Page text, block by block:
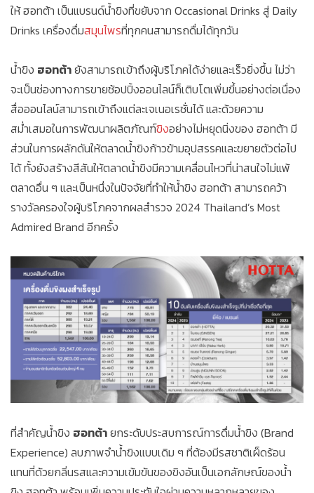
ให้ ฮอทต้า เป็นแบรนด์น้ำขิงที่ขยับจาก Occasional Drinks สู่ Daily
Drinks เครื่องดื่มสมุนไพรที่ทุกคนสามารถดื่มได้ทุกวัน
น้ำขิง ฮอทต้ายังสามารถเข้าถึงผู้บริโภคได้ง่ายและเร็วยิ่งขึ้น ไม่ว่า
จะเป็นช่องทางการขายช้อปปิ้งออนไลน์ก็เติบโตเพิ่มขึ้นอย่างต่อเนื่อง
สื่อออนไลน์สามารถเข้าถึงแต่ละเจเนอเรชั่นได้ และด้วยความ
สม่ำเสมอในการพัฒนาผลิตภัณฑ์ขิงอย่างไม่หยุดนิ่งของ ฮอทต้า มี
ส่วนในการผลักดันให้ตลาดน้ำขิงก้าวข้ามอุปสรรคและขยายตัวต่อไป
ได้ ทั้งยังสร้างสีสันให้ตลาดน้ำขิงมีความเคลื่อนไหวที่น่าสนใจไม่แพ้
ตลาดอื่น ๆ และเป็นหนึ่งในปัจจัยที่ทำให้น้ำขิง ฮอทต้า สามารถคว้า
รางวัลครองใจผู้บริโภคจากผลสำรวจ 2024 Thailand’s Most
Admired Brand อีกครั้ง
ที่สำคัญน้ำขิง ฮอทต้ายกระดับประสบการณ์การดื่มน้ำขิง (Brand
Experience) ลบภาพจำน้ำขิงแบบเดิม ๆ ที่ต้องมีรสชาติเผ็ดร้อน
แทนที่ด้วยกลิ่นรสและความเข้มข้นของขิงอันเป็นเอกลักษณ์ของน้ำ